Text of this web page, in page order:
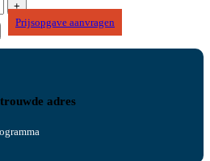
Prijsopgave aanvragen
adres